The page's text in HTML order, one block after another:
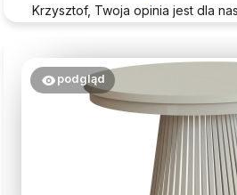
Krzysztof, Twoja opinia jest dla
podgląd